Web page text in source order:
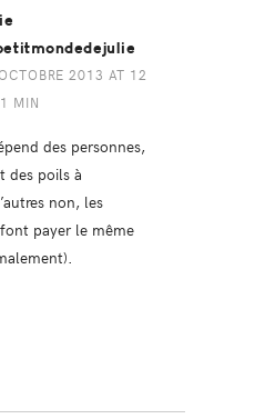
2013 AT 12
MIN
des personnes,
des poils à
non, les
payer le même